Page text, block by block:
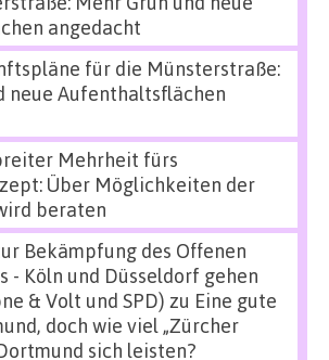
angedacht
für die Münsterstraße:
neue Aufenthaltsflächen
Mehrheit fürs
Über Möglichkeiten der
beraten
Bekämpfung des Offenen
- Köln und Düsseldorf gehen
& Volt und SPD) zu Eine gute
doch wie viel „Zürcher
sich leisten?